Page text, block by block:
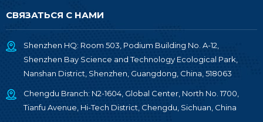
СВЯЗАТЬСЯ С НАМИ
Shenzhen HQ: Room 503, Podium Building No. A-12,
Shenzhen Bay Science and Technology Ecological Park,
Nanshan District, Shenzhen, Guangdong, China, 518063
Chengdu Branch: N2-1604, Global Center, North No. 1700,
Tianfu Avenue, Hi-Tech District, Chengdu, Sichuan, China